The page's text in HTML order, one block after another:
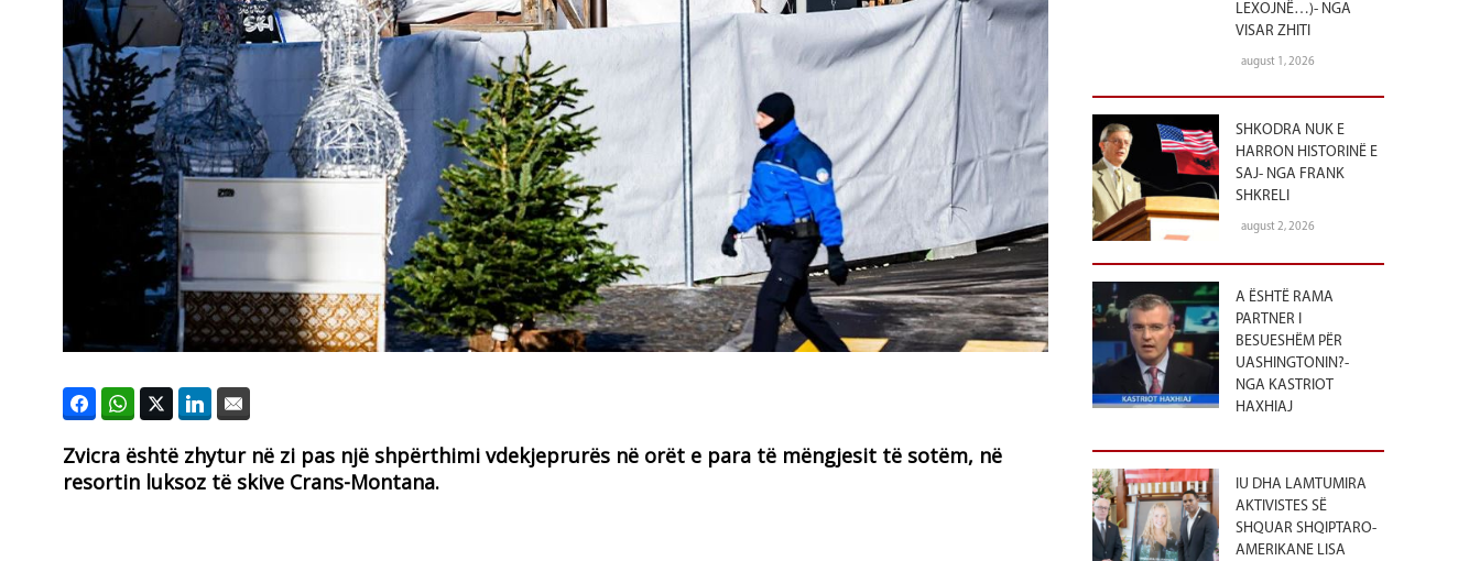
Zvicra është zhytur në zi pas një shpërthimi vdekjeprurës në orët e para të mëngjesit të sotëm, në
resortin luksoz të skive Crans-Montana.
LEXOJNË…)- NGA
VISAR ZHITI
august 1, 2026
SHKODRA NUK E
HARRON HISTORINË E
SAJ- NGA FRANK
SHKRELI
august 2, 2026
A ËSHTË RAMA
PARTNER I
BESUESHËM PËR
UASHINGTONIN?-
NGA KASTRIOT
HAXHIAJ
IU DHA LAMTUMIRA
AKTIVISTES SË
SHQUAR SHQIPTARO-
AMERIKANE LISA